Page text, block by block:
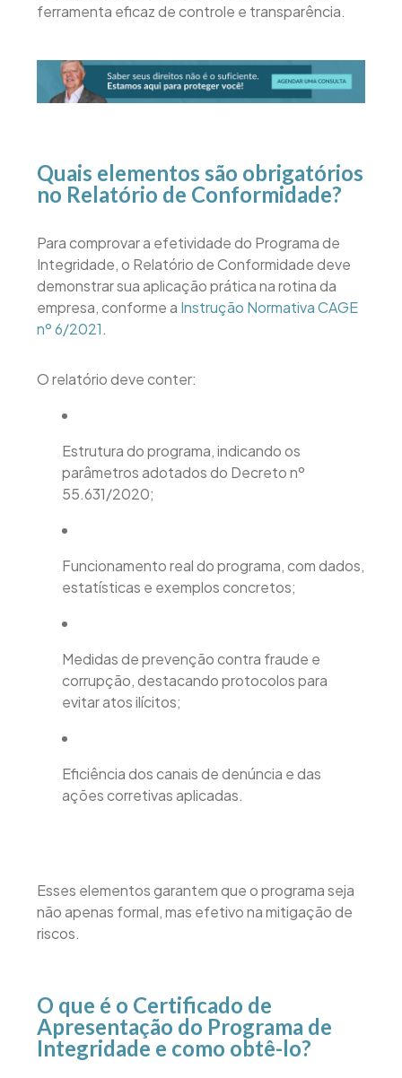
ferramenta eficaz de controle e transparência.
Quais elementos são obrigatórios
no Relatório de Conformidade?
Para comprovar a efetividade do Programa de
Integridade, o Relatório de Conformidade deve
demonstrar sua aplicação prática na rotina da
empresa, conforme a Instrução Normativa CAGE
nº 6/2021.
O relatório deve conter:
Estrutura do programa, indicando os
parâmetros adotados do Decreto nº
55.631/2020;
Funcionamento real do programa, com dados,
estatísticas e exemplos concretos;
Medidas de prevenção contra fraude e
corrupção, destacando protocolos para
evitar atos ilícitos;
Eficiência dos canais de denúncia e das
ações corretivas aplicadas.
Esses elementos garantem que o programa seja
não apenas formal, mas efetivo na mitigação de
riscos.
O que é o Certificado de
Apresentação do Programa de
Integridade e como obtê-lo?